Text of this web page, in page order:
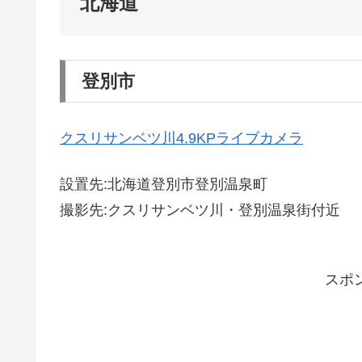
登別市
クスリサンベツ川4.9KPライブカメラ
設置先:北海道登別市登別温泉町
撮影先:クスリサンベツ川・登別温泉街付近
スポ